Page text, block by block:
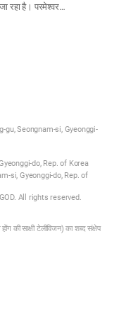
रहा है। परमेश्वर…
gu, Seongnam-si, Gyeonggi-
do, Rep. of Korea
si, Gyeonggi-do, Rep. of
All rights reserved.
साक्षी टेलीविजन) का शब्द संक्षेप